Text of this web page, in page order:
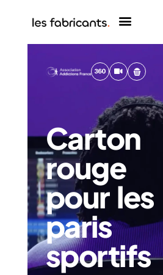
Carton
rouge
pour les
paris
sportifs